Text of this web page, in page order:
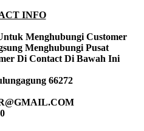
INFO
Menghubungi Customer
Menghubungi Pusat
Di Contact Di Bawah Ini
66272